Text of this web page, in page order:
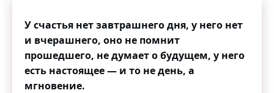
У счастья нет завтрашнего дня, у него нет
и вчерашнего, оно не помнит
прошедшего, не думает о будущем, у него
есть настоящее — и то не день, а
мгновение.